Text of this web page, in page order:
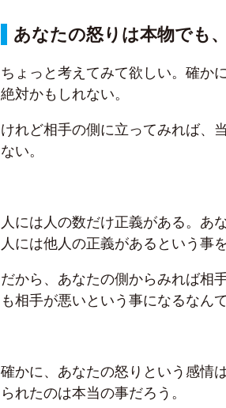
あなたの怒りは本物でも
ちょっと考えてみて欲しい。確か
絶対かもしれない。
けれど相手の側に立ってみれば、
ない。
人には人の数だけ正義がある。あ
人には他人の正義があるという事
だから、あなたの側からみれば相
も相手が悪いという事になるなん
確かに、あなたの怒りという感情
られたのは本当の事だろう。